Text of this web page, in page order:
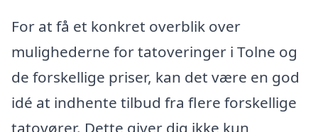
For at få et konkret overblik over
mulighederne for tatoveringer i Tolne og
de forskellige priser, kan det være en god
idé at indhente tilbud fra flere forskellige
tatovører. Dette giver dig ikke kun